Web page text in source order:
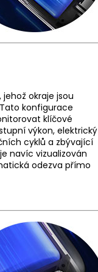
jehož okraje jsou
konfigurace
klíčové
výkon, elektrický
cyklů a zbývající
navíc vizualizován
odezva přímo